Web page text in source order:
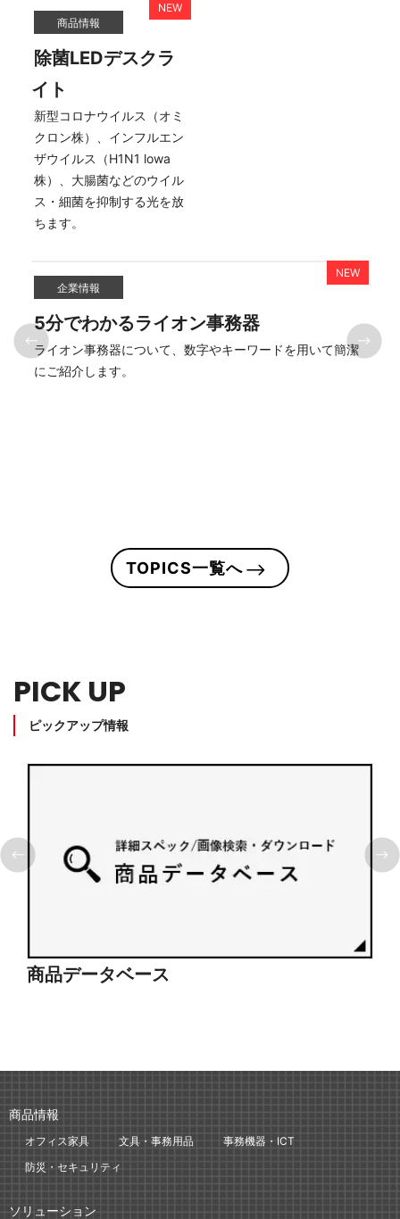
商品情報
除菌LEDデスクラ
イト
新型コロナウイルス（オミ
クロン株）、インフルエン
ザウイルス（H1N1 lowa
株）、大腸菌などのウイル
ス・細菌を抑制する光を放
企業情報
5分でわかるライオン事務器
ライオン事務器について、数字やキーワードを用いて簡潔
にご紹介します。
は
は
TOPICS一覧へ
PICK UP
ピックアップ情報
商品データベース
商品情報
オフィス家具 文具・事務用品
事務機器・ICT
防災・セキュリティ
ソリューション